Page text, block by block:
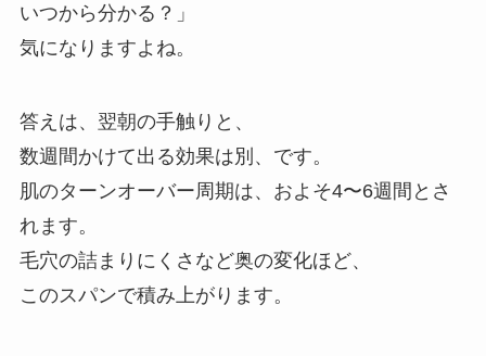
いつから分かる？」
気になりますよね。
答えは、翌朝の手触りと、
数週間かけて出る効果は別、です。
肌のターンオーバー周期は、およそ4〜6週間とさ
れます。
毛穴の詰まりにくさなど奥の変化ほど、
このスパンで積み上がります。